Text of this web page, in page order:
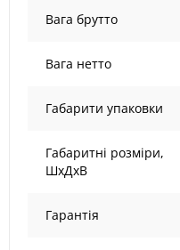
Вага брутто
Вага нетто
Габарити упаковки
Габаритні розміри,
ШхДхВ
Гарантія